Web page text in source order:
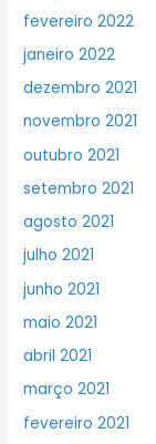
fevereiro 2022
janeiro 2022
dezembro 2021
novembro 2021
outubro 2021
setembro 2021
agosto 2021
julho 2021
junho 2021
maio 2021
abril 2021
março 2021
fevereiro 2021